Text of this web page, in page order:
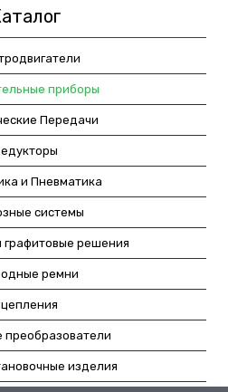
приборы
Передачи
и Пневматика
системы
графитовые решения
ремни
преобразователи
изделия